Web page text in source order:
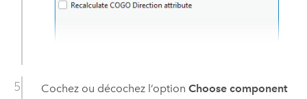
Cochez ou décochez l’option Choose component